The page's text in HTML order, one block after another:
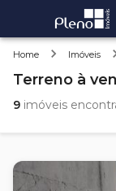
Home Imóveis
Terreno à
9 imóveis